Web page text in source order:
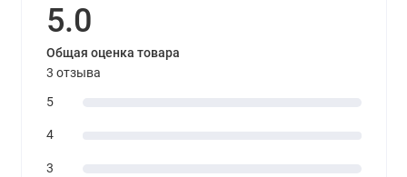
5.0
Общая оценка товара
3 отзыва
5
4
3